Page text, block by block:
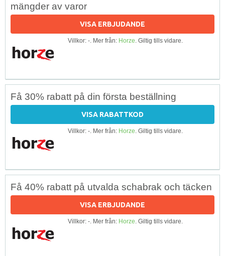
mängder av varor
VISA ERBJUDANDE
Villkor: -. Mer från: Horze. Giltig tills vidare.
Få 30% rabatt på din första beställning
VISA RABATTKOD
Villkor: -. Mer från: Horze. Giltig tills vidare.
Få 40% rabatt på utvalda schabrak och täcken
VISA ERBJUDANDE
Villkor: -. Mer från: Horze. Giltig tills vidare.